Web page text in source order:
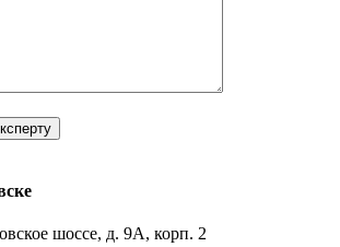
шоссе, д. 9А, корп. 2